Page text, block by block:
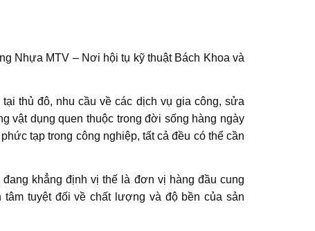
Nhựa MTV – Nơi hội tụ kỹ thuật Bách Khoa và
thủ đô, nhu cầu về các dịch vụ gia công, sửa
vật dụng quen thuộc trong đời sống hàng ngày
tạp trong công nghiệp, tất cả đều có thể cần
khẳng định vị thế là đơn vị hàng đầu cung
tuyệt đối về chất lượng và độ bền của sản